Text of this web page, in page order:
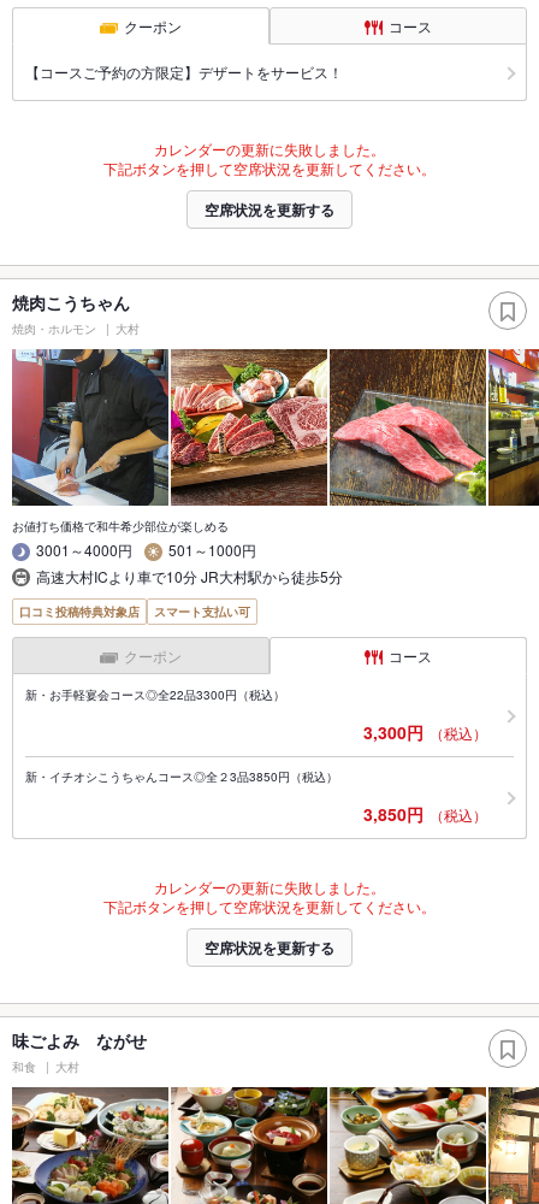
クーポン コース
【コースご予約の方限定】デザートをサービス！
カレンダーの更新に失敗しました。
下記ボタンを押して空席状況を更新してください。
空席状況を更新する
焼肉こうちゃん
焼肉・ホルモン 大村
お値打ち価格で和牛希少部位が楽しめる
3001～4000円
501～1000円
高速大村ICより車で10分 JR大村駅から徒歩5分
口コミ投稿特典対象店 スマート支払い可
クーポン コース
新・お手軽宴会コース◎全22品3300円（税込）
3,300円 （税込）
新・イチオシこうちゃんコース◎全２3品3850円（税込）
3,850円 （税込）
カレンダーの更新に失敗しました。
下記ボタンを押して空席状況を更新してください。
空席状況を更新する
味ごよみ ながせ
和食 大村